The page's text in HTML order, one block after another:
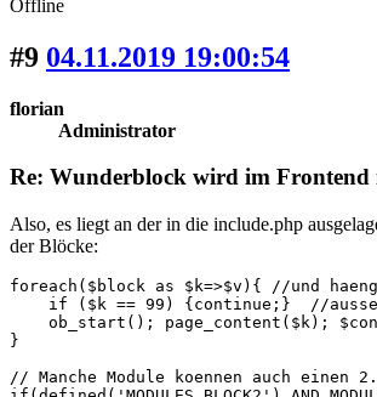
Offline
#9 04.11.2019 19:00:54
florian
Administrator
Re: Wunderblock wird im Frontend
Also, es liegt an der in die include.php
der Blöcke:
foreach($block as $k=>$v){ //und
if ($k == 99) {continue;}  //
ob_start(); page_content($k);
}
// Manche Module koennen auch